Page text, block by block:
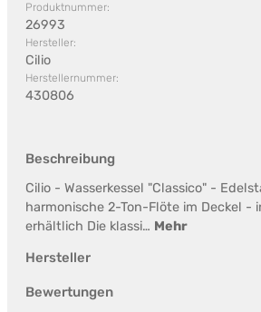
Produktnummer:
26993
Hersteller:
Cilio
Herstellernummer:
430806
Beschreibung
Cilio - Wasserkessel "Classico" -
harmonische 2-Ton-Flöte im Deckel -
erhältlich Die klassi… Mehr
Hersteller
Bewertungen